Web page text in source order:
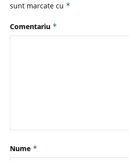
sunt marcate cu *
Comentariu *
Nume *